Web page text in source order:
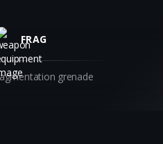
FRAG
grenade